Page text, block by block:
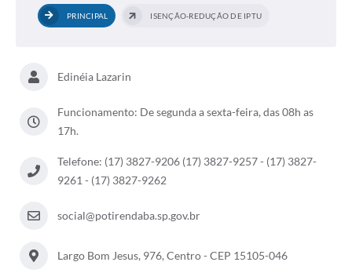
PRINCIPAL ISENÇÃO-REDUÇÃO DE IPTU
Edinéia Lazarin
Funcionamento: De segunda a sexta-feira, das 08h as
17h.
Telefone: (17) 3827-9206 (17) 3827-9257 - (17) 3827-
9261 - (17) 3827-9262
social@potirendaba.sp.gov.br
Largo Bom Jesus, 976, Centro - CEP 15105-046